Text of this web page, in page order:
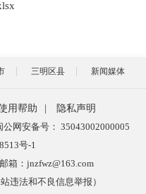
三明区县 新闻媒体
用帮助
隐私声明
公网安备号： 35043002000005
号-1
箱：jnzfwz@163.com
违法和不良信息举报）